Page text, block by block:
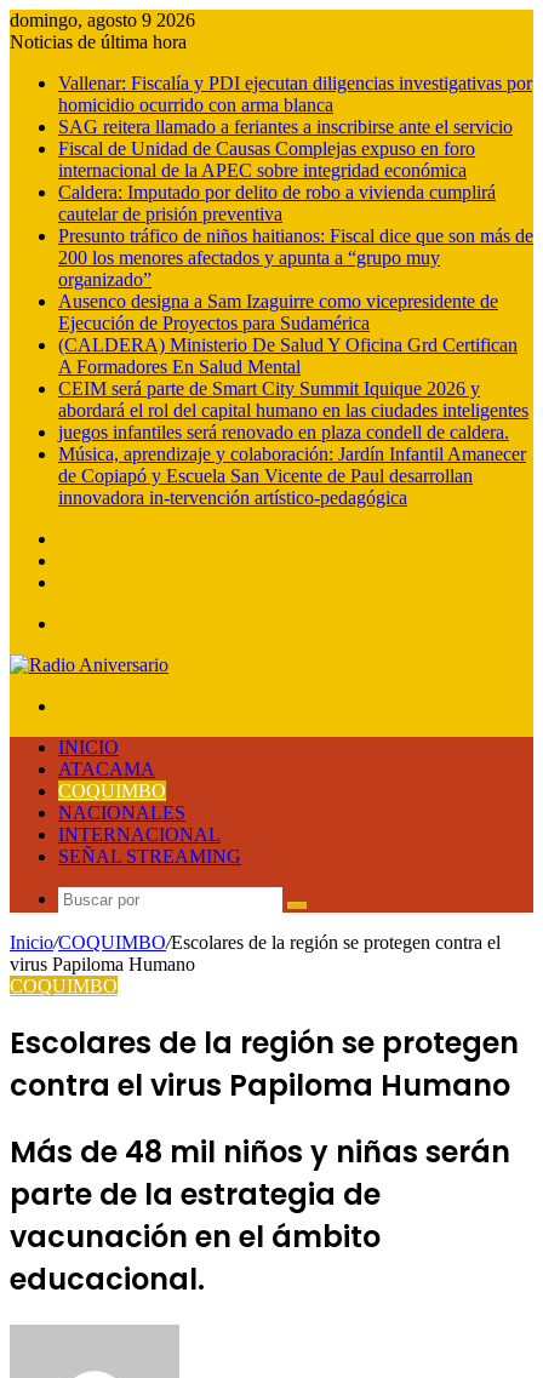
domingo, agosto 9 2026
Noticias de última hora
Vallenar: Fiscalía y PDI ejecutan diligencias investigativas por
homicidio ocurrido con arma blanca
SAG reitera llamado a feriantes a inscribirse ante el servicio
Fiscal de Unidad de Causas Complejas expuso en foro
internacional de la APEC sobre integridad económica
Caldera: Imputado por delito de robo a vivienda cumplirá
cautelar de prisión preventiva
Presunto tráfico de niños haitianos: Fiscal dice que son más de
200 los menores afectados y apunta a “grupo muy
organizado”
Ausenco designa a Sam Izaguirre como vicepresidente de
Ejecución de Proyectos para Sudamérica
(CALDERA) Ministerio De Salud Y Oficina Grd Certifican
A Formadores En Salud Mental
CEIM será parte de Smart City Summit Iquique 2026 y
abordará el rol del capital humano en las ciudades inteligentes
juegos infantiles será renovado en plaza condell de caldera.
Música, aprendizaje y colaboración: Jardín Infantil Amanecer
de Copiapó y Escuela San Vicente de Paul desarrollan
innovadora in-tervención artístico-pedagógica
INICIO
ATACAMA
COQUIMBO
NACIONALES
INTERNACIONAL
SEÑAL STREAMING
Buscar
por
Inicio/COQUIMBO/Escolares de la región se protegen contra el
virus Papiloma Humano
COQUIMBO
Escolares de la región se protegen
contra el virus Papiloma Humano
Más de 48 mil niños y niñas serán
parte de la estrategia de
vacunación en el ámbito
educacional.